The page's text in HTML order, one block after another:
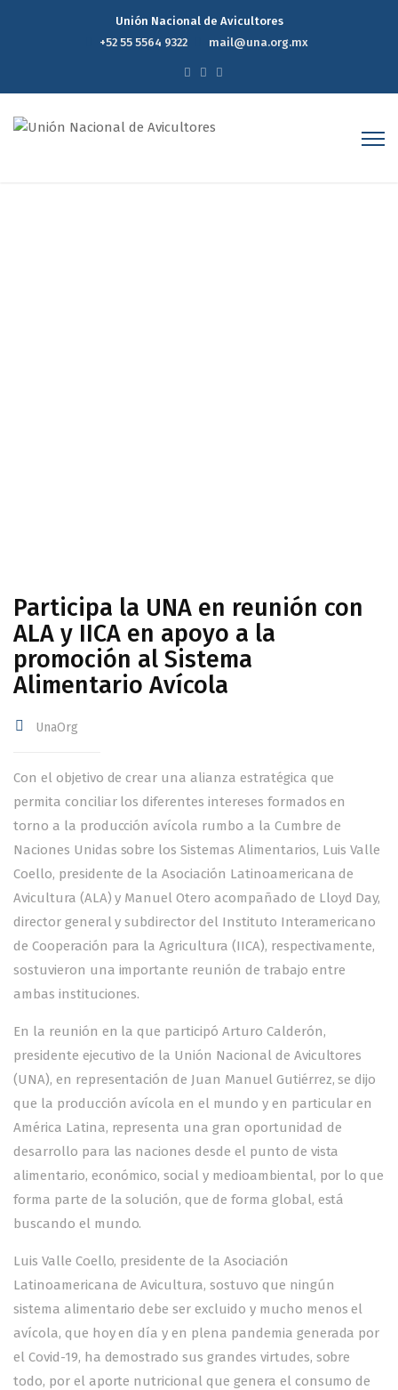
Unión Nacional de Avicultores
+52 55 5564 9322
mail@una.org.mx
Participa la UNA en reunión con
ALA y IICA en apoyo a la
promoción al Sistema
Alimentario Avícola
UnaOrg
Con el objetivo de crear una alianza estratégica que
permita conciliar los diferentes intereses formados en
torno a la producción avícola rumbo a la Cumbre de
Naciones Unidas sobre los Sistemas Alimentarios, Luis Valle
Coello, presidente de la Asociación Latinoamericana de
Avicultura (ALA) y Manuel Otero acompañado de Lloyd Day,
director general y subdirector del Instituto Interamericano
de Cooperación para la Agricultura (IICA), respectivamente,
sostuvieron una importante reunión de trabajo entre
ambas instituciones.
En la reunión en la que participó Arturo Calderón,
presidente ejecutivo de la Unión Nacional de Avicultores
(UNA), en representación de Juan Manuel Gutiérrez, se dijo
que la producción avícola en el mundo y en particular en
América Latina, representa una gran oportunidad de
desarrollo para las naciones desde el punto de vista
alimentario, económico, social y medioambiental, por lo que
forma parte de la solución, que de forma global, está
buscando el mundo.
Luis Valle Coello, presidente de la Asociación
Latinoamericana de Avicultura, sostuvo que ningún
sistema alimentario debe ser excluido y mucho menos el
avícola, que hoy en día y en plena pandemia generada por
el Covid-19, ha demostrado sus grandes virtudes, sobre
todo, por el aporte nutricional que genera el consumo de